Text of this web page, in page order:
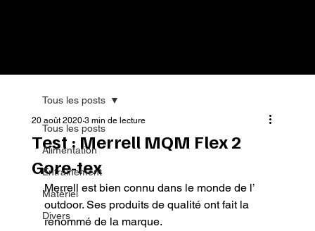
Tous les posts
Alimentation
Entrainement
Matériel
Divers
Tous les posts
Test : Merrell MQM Flex 2
Gore-tex
20 août 2020 3 min de lecture
Merrell est bien connu dans le monde de l’
outdoor. Ses produits de qualité ont fait la
renommé de la marque.